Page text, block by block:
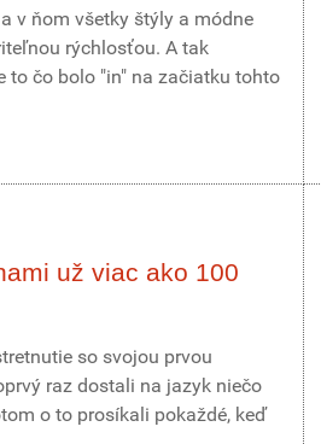
v ňom všetky štýly a módne
rýchlosťou. A tak
to čo bolo "in" na začiatku tohto
už viac ako 100
so svojou prvou
raz dostali na jazyk niečo
o to prosíkali pokaždé, keď